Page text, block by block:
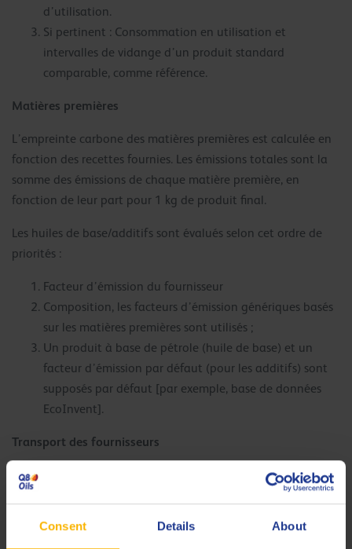
Consent Details About
d’utilisation.
Si pertinent : Consommation en utilisation et
intervalles de vidange d’un produit standard
comparable, comme référence.
Matières premières
L’empreinte carbone des matières premières est calculée en
fonction des recettes fournies. Les émissions totales sont la
somme des émissions de chaque matière première, en
fonction de leur part pour 1 kg de produit final.
Les huiles de base/additifs sont évalués selon cet ordre de
priorités :
Facteur d’émission du fournisseur
Composition, les facteurs d’émission génériques basés
sur les matières premières sont utilisés ;
Un produit à base de pétrole (huile de base) et un
facteur d’émission par défaut (pour les additifs) sont
supposés par défaut [par exemple, base de données
EcoInvent].
Transport des fournisseurs
Le transport des matières premières des fournisseurs
est calculé à l’aide d’informations spécifiques sur les